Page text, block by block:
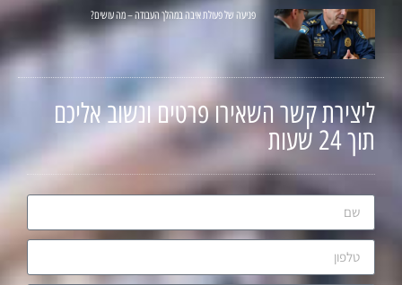
פגיעה של פעולת איבה במהלך העבודה – מה עושים?
ליצירת קשר השאירו פרטים ונשוב אליכם
תוך 24 שעות